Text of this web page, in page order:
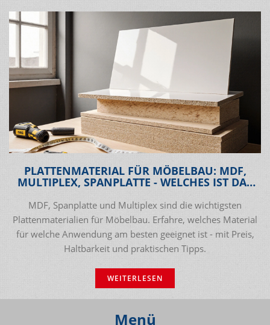
PLATTENMATERIAL FÜR MÖBELBAU: MDF,
MULTIPLEX, SPANPLATTE - WELCHES IST DAS
MDF, Spanplatte und Multiplex sind die wichtigsten
Plattenmaterialien für Möbelbau. Erfahre, welches Material
für welche Anwendung am besten geeignet ist - mit Preis,
Haltbarkeit und praktischen Tipps.
WEITERLESEN
Menü